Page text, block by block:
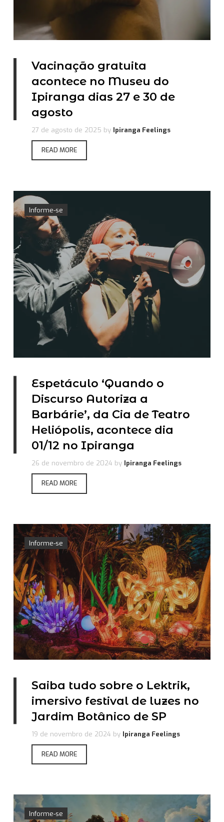
Vacinação gratuita
acontece no Museu do
Ipiranga dias 27 e 30 de
agosto
27 de agosto de 2025 by Ipiranga Feelings
READ MORE
Informe-se
Espetáculo ‘Quando o
Discurso Autoriza a
Barbárie’, da Cia de Teatro
Heliópolis, acontece dia
01/12 no Ipiranga
26 de novembro de 2024 by Ipiranga Feelings
READ MORE
Informe-se
Saiba tudo sobre o Lektrik,
imersivo festival de luzes no
Jardim Botânico de SP
19 de novembro de 2024 by Ipiranga Feelings
READ MORE
Informe-se